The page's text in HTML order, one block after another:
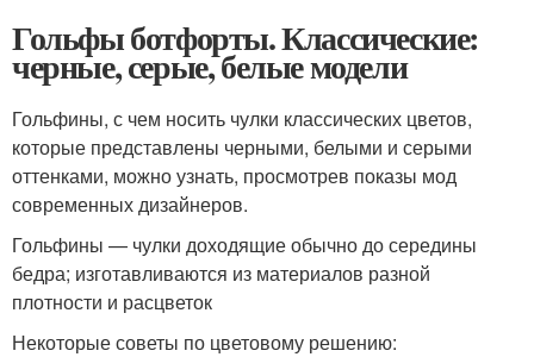
Гольфы ботфорты. Классические:
черные, серые, белые модели
Гольфины, с чем носить чулки классических цветов,
которые представлены черными, белыми и серыми
оттенками, можно узнать, просмотрев показы мод
современных дизайнеров.
Гольфины — чулки доходящие обычно до середины
бедра; изготавливаются из материалов разной
плотности и расцветок
Некоторые советы по цветовому решению: